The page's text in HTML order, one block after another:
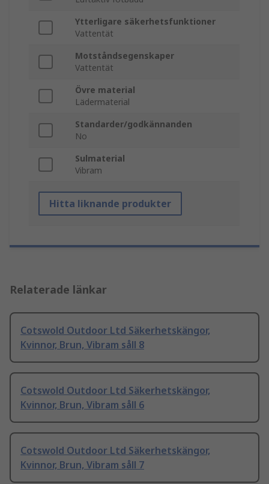
Ytterligare säkerhetsfunktioner
Vattentät
Motståndsegenskaper
Vattentät
Övre material
Lädermaterial
Standarder/godkännanden
No
Sulmaterial
Vibram
Hitta liknande produkter
Relaterade länkar
Cotswold Outdoor Ltd Säkerhetskängor,
Kvinnor, Brun, Vibram såll 8
Cotswold Outdoor Ltd Säkerhetskängor,
Kvinnor, Brun, Vibram såll 6
Cotswold Outdoor Ltd Säkerhetskängor,
Kvinnor, Brun, Vibram såll 7